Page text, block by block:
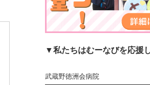
▼私たちはむーなびを応援
武蔵野徳洲会病院